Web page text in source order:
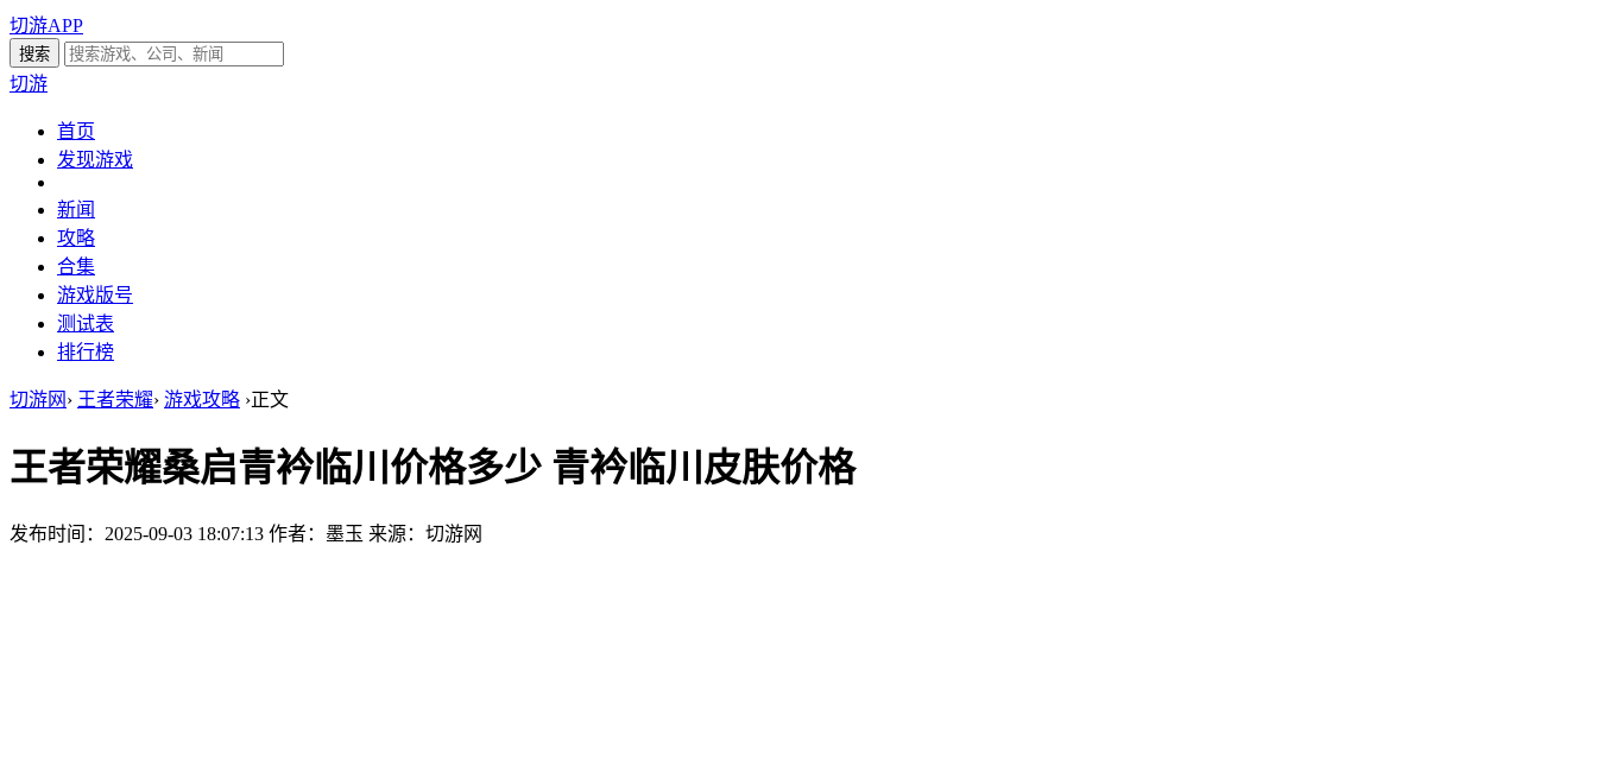
切游APP
切游
首页
发现游戏
新闻
攻略
合集
游戏版号
测试表
排行榜
切游网 › 王者荣耀› 游戏攻略 ›正文
王者荣耀桑启青衿临川价格多少 青衿临川皮肤价格
发布时间：2025-09-03 18:07:13 作者：墨玉 来源：切游网